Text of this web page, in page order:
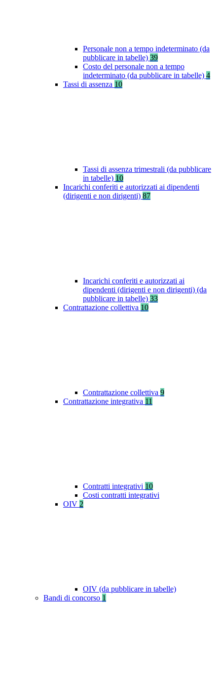
Personale non a tempo indeterminato (da
pubblicare in tabelle) 39
Costo del personale non a tempo
indeterminato (da pubblicare in tabelle) 4
Tassi di assenza 10
Tassi di assenza trimestrali (da pubblicare
in tabelle) 10
Incarichi conferiti e autorizzati ai dipendenti
(dirigenti e non dirigenti) 87
Incarichi conferiti e autorizzati ai
dipendenti (dirigenti e non dirigenti) (da
pubblicare in tabelle) 33
Contrattazione collettiva 10
Contrattazione collettiva 9
Contrattazione integrativa 11
Contratti integrativi 10
Costi contratti integrativi
OIV 2
OIV (da pubblicare in tabelle)
Bandi di concorso 1